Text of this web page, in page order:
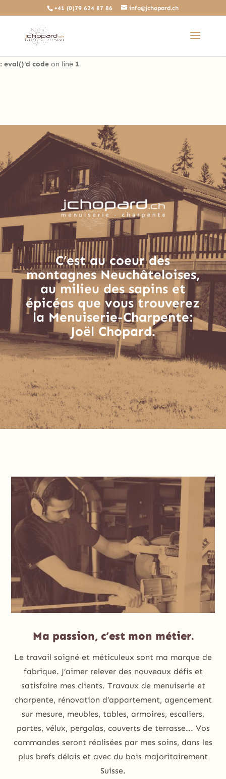
Deprecated: The predefined locally scoped $http_response_header
variable is deprecated, call http_get_last_response_headers()
instead in
: eval()'d code on line 1
+41 (0)79 624 87 86 info@jchopard.ch
C’est au coeur des
montagnes Neuchâteloises,
au milieu des sapins et
épicéas que vous trouverez
la Menuiserie-Charpente:
Joël Chopard.
Ma passion, c’est mon métier.
Le travail soigné et méticuleux sont ma marque de
fabrique. J’aimer relever des nouveaux défis et
satisfaire mes clients. Travaux de menuiserie et
charpente, rénovation d’appartement, agencement
sur mesure, meubles, tables, armoires, escaliers,
portes, vélux, pergolas, couverts de terrasse... Vos
commandes seront réalisées par mes soins, dans les
plus brefs délais et avec du bois majoritairement
Suisse.